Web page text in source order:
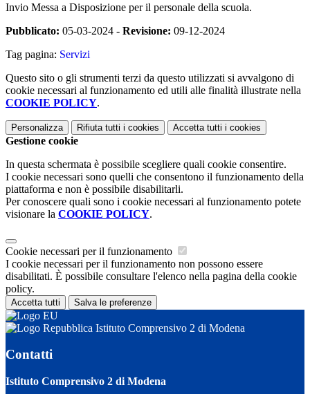
Invio Messa a Disposizione per il personale della scuola.
Pubblicato: 05-03-2024 - Revisione: 09-12-2024
Tag pagina: Servizi
Questo sito o gli strumenti terzi da questo utilizzati si avvalgono di
cookie necessari al funzionamento ed utili alle finalità illustrate nella
COOKIE POLICY.
Personalizza Rifiuta tutti i cookies Accetta tutti i cookies
Gestione cookie
In questa schermata è possibile scegliere quali cookie consentire.
I cookie necessari sono quelli che consentono il funzionamento della
piattaforma e non è possibile disabilitarli.
Per conoscere quali sono i cookie necessari al funzionamento potete
visionare la COOKIE POLICY.
Cookie necessari per il funzionamento
I cookie necessari per il funzionamento non possono essere
disabilitati. È possibile consultare l'elenco nella pagina della cookie
policy.
Accetta tutti Salva le preferenze
Istituto Comprensivo 2 di Modena
Contatti
Istituto Comprensivo 2 di Modena